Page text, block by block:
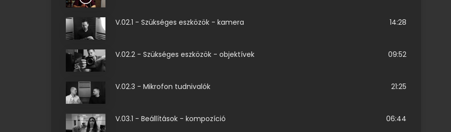
V.02.1 - Szükséges eszközök - kamera 14:28
V.02.2 - Szükséges eszközök - objektívek 09:52
V.02.3 - Mikrofon tudnivalók 21:25
V.03.1 - Beállítások - kompozíció 06:44